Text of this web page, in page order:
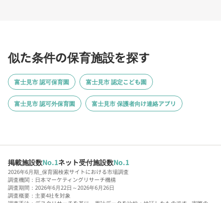
似た条件の保育施設を探す
富士見市 認可保育園 富士見市 認定こども園
富士見市 認可外保育園 富士見市 保護者向け連絡アプリ
掲載施設数No.1ネット受付施設数No.1
2026年6月期_保育園検索サイトにおける市場調査
調査機関：日本マーケティングリサーチ機構
調査期間：2026年6月22日～2026年6月26日
調査概要：主要4社を対象